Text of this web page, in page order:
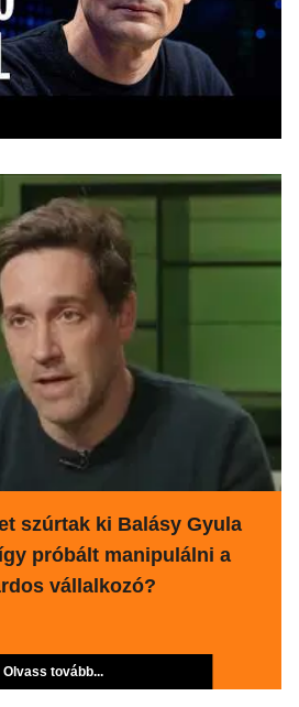
szúrtak ki Balásy Gyula
próbált manipulálni a
vállalkozó?
Olvass tovább...